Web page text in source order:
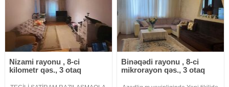
Nizami rayonu , 8-ci
kilometr qəs., 3 otaq
Binəqədi rayonu , 8-ci
mikrorayon qəs., 3 otaq